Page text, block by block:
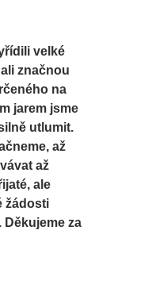
velké
značnou
na
jarem jsme
utlumit.
až
až
ale
žádosti
Děkujeme za